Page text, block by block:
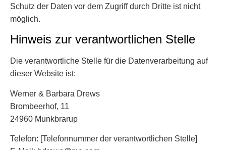
Schutz der Daten vor dem Zugriff durch Dritte ist nicht
möglich.
Hinweis zur verantwortlichen Stelle
Die verantwortliche Stelle für die Datenverarbeitung auf
dieser Website ist:
Werner & Barbara Drews
Brombeerhof, 11
24960 Munkbrarup
Telefon: [Telefonnummer der verantwortlichen Stelle]